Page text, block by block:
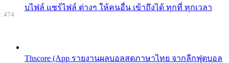
บไฟล์ แชร์ไฟล์ ต่างๆ ให้คนอื่น เข้าถึงได้ ทุกที่ ทุกเวลา
Thscore (App รายงานผลบอลสดภาษาไทย จากลีกฟุตบอล
474